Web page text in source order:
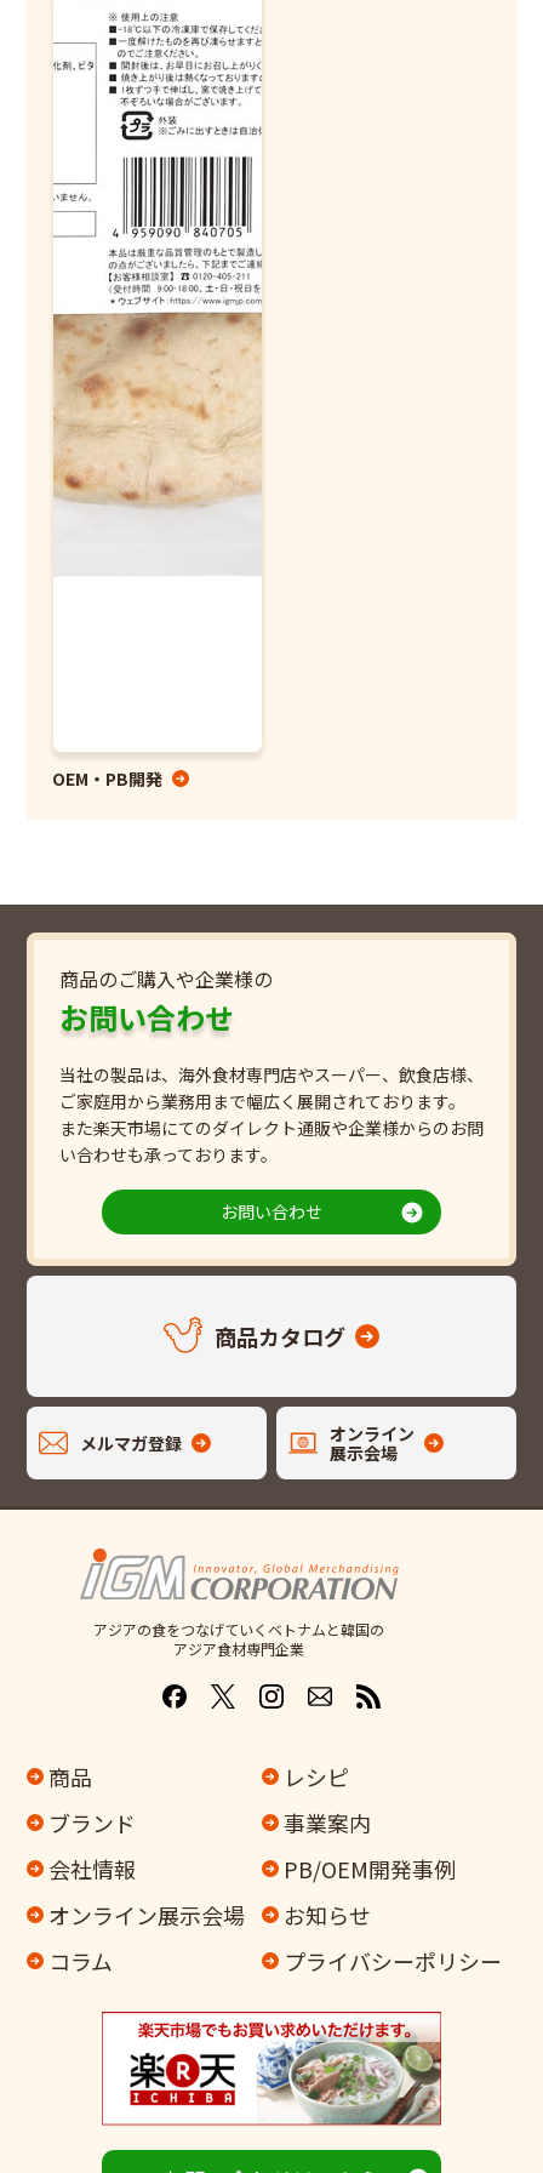
OEM・PB開発
商品のご購入や企業様の
お問い合わせ
当社の製品は、海外食材専門店やスーパー、飲食店様、
ご家庭用から業務用まで幅広く展開されております。
また楽天市場にてのダイレクト通販や企業様からのお問
い合わせも承っております。
お問い合わせ
商品カタログ
メルマガ登録
オンライン
展示会場
アジアの食をつなげていくベトナムと韓国の
アジア食材専門企業
商品
レシピ
ブランド
事業案内
会社情報
PB/OEM開発事例
オンライン展示会場
お知らせ
コラム
プライバシーポリシー